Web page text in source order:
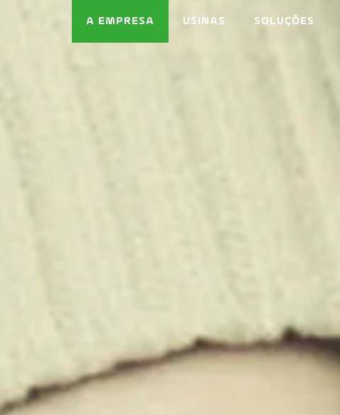
A EMPRESA USINAS SOLUÇÕES